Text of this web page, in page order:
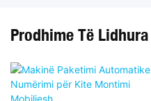
Prodhime Të Lidhura